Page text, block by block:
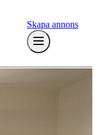
Skapa annons